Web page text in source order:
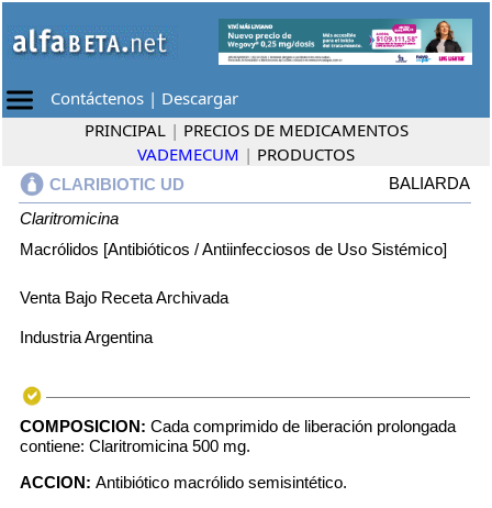
Contáctenos | Descargar
PRINCIPAL | PRECIOS DE MEDICAMENTOS
VADEMECUM | PRODUCTOS
CLARIBIOTIC UD
BALIARDA
Claritromicina
Macrólidos [Antibióticos / Antiinfecciosos de Uso Sistémico]
Venta Bajo Receta Archivada
Industria Argentina
COMPOSICION: Cada comprimido de liberación prolongada
contiene: Claritromicina 500 mg.
ACCION: Antibiótico macrólido semisintético.